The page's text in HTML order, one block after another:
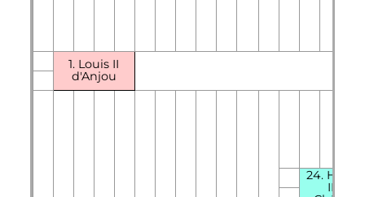
1. Louis II
d'Anjou
24.
II